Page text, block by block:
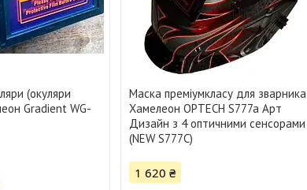
(окуляри
Gradient WG-
Маска преміумкласу для зварника
Хамелеон OPTECH S777a Арт
Дизайн з 4 оптичними сенсорами
(NEW S777C)
1 620 ₴